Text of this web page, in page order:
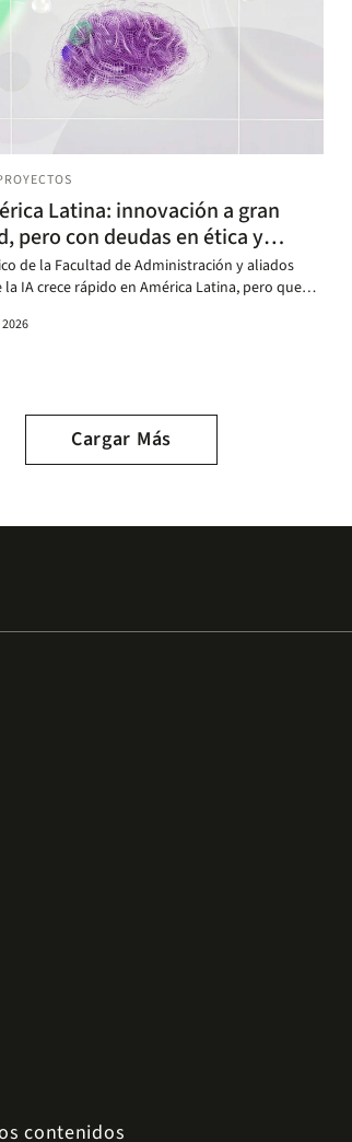
Latina: innovación a gran
pero con deudas en ética y
de la Facultad de Administración y aliados
IA crece rápido en América Latina, pero queda
Cargar Más
contenidos